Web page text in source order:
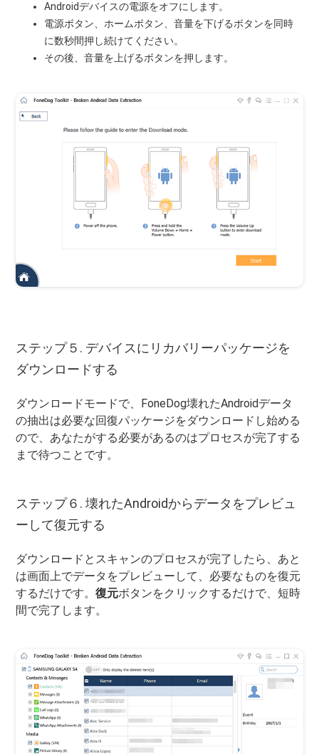
Androidデバイスの電源をオフにします。
電源ボタン、ホームボタン、音量を下げるボタンを同時
に数秒間押し続けてください。
その後、音量を上げるボタンを押します。
ステップ５. デバイスにリカバリーパッケージを
ダウンロードする
ダウンロードモードで、FoneDog壊れたAndroidデータ
の抽出は必要な回復パッケージをダウンロードし始める
ので、あなたがする必要があるのはプロセスが完了する
まで待つことです。
ステップ６. 壊れたAndroidからデータをプレビュ
ーして復元する
ダウンロードとスキャンのプロセスが完了したら、あと
は画面上でデータをプレビューして、必要なものを復元
するだけです。復元ボタンをクリックするだけで、短時
間で完了します。